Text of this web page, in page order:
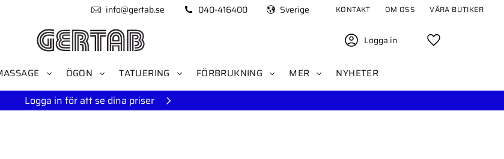
info@gertab.se 040-416400 Sverige KONTAKT OM OSS VÅRA BUTIKER
Logga in
ÖGON TATUERING FÖRBRUKNING MER NYHETER
Logga in för att se dina priser